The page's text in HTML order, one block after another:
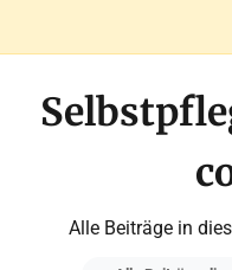
Alle Beiträge in